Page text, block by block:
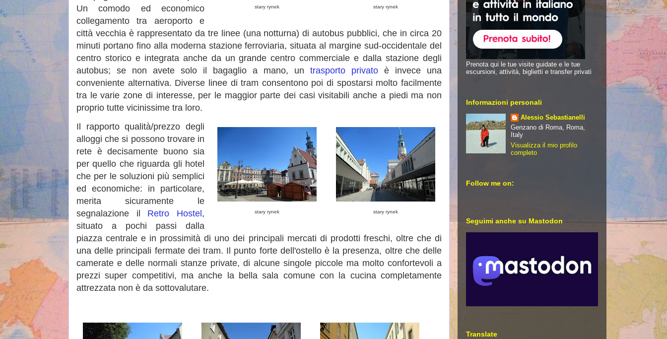
stary rynek
stary rynek
Un comodo ed economico
collegamento tra aeroporto e
città vecchia è rappresentato da tre linee (una notturna) di autobus pubblici, che in circa 20
minuti portano fino alla moderna stazione ferroviaria, situata al margine sud-occidentale del
centro storico e integrata anche da un grande centro commerciale e dalla stazione degli
autobus; se non avete solo il bagaglio a mano, un trasporto privato è invece una
conveniente alternativa. Diverse linee di tram consentono poi di spostarsi molto facilmente
tra le varie zone di interesse, per le maggior parte dei casi visitabili anche a piedi ma non
proprio tutte vicinissime tra loro.
stary rynek
stary rynek
Il rapporto qualità/prezzo degli
alloggi che si possono trovare in
rete è decisamente buono sia
per quello che riguarda gli hotel
che per le soluzioni più semplici
ed economiche: in particolare,
merita sicuramente le
segnalazione il Retro Hostel ,
situato a pochi passi dalla
piazza centrale e in prossimità di uno dei principali mercati di prodotti freschi, oltre che di
una delle principali fermate dei tram. Il punto forte dell'ostello è la presenza, oltre che delle
camerate e delle normali stanze private, di alcune singole piccole ma molto confortevoli a
prezzi super competitivi, ma anche la bella sala comune con la cucina completamente
attrezzata non è da sottovalutare.
Prenota qui le tue visite guidate e le tue
escursioni, attività, biglietti e transfer privati
Informazioni personali
Alessio Sebastianelli
Genzano di Roma, Roma,
Italy
Visualizza il mio profilo
completo
Follow me on:
Seguimi anche su Mastodon
Translate